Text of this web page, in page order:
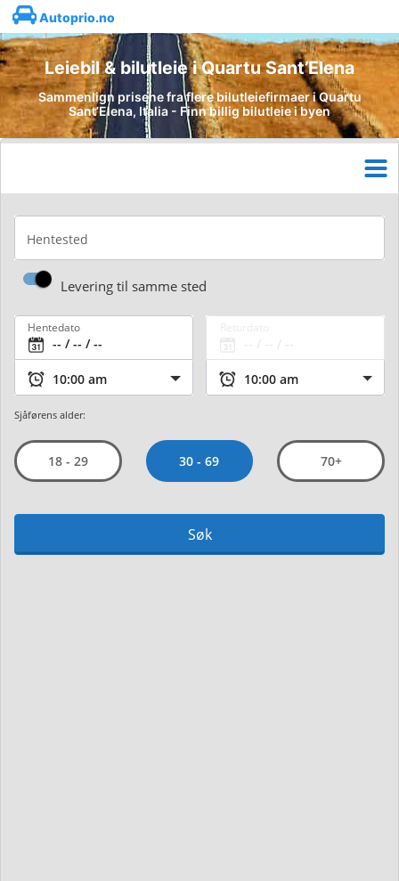
Autoprio.no
Leiebil & bilutleie i Quartu Sant’Elena
Sammenlign prisene fra flere bilutleiefirmaer i Quartu
Sant’Elena, Italia - Finn billig bilutleie i byen
Hentested
Levering til samme sted
Hentedato
Sjåførens alder:
18 - 29 30 - 69 70+
Søk